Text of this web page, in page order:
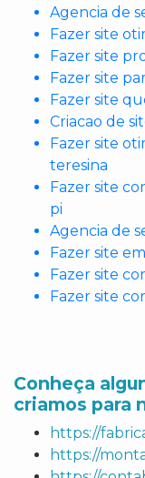
Agencia de
Fazer site
Fazer site
Fazer site
Fazer site
Criacao de
Fazer site
teresina
Fazer site
pi
Agencia de
Fazer site
Fazer site
Fazer site
Conheça
criamos para
https://
https://